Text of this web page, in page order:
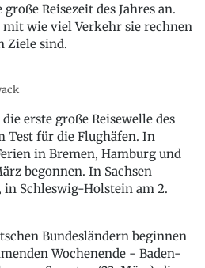
Reisezeit des Jahres an.
wie viel Verkehr sie rechnen
Ziele sind.
erste große Reisewelle des
Test für die Flughäfen. In
in Bremen, Hamburg und
begonnen. In Sachsen
in Schleswig-Holstein am 2.
Bundesländern beginnen
Wochenende - Baden-